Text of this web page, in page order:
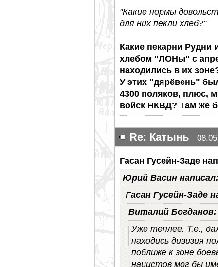
"Какие нормы
для них пекли хлеб?"
Какие пекарни Рудни
хлебом "ЛОНы" с
находились в их
У этих "дярёвень"
4300 поляков, плюс,
войск НКВД? Там же
Re: Катынь
Гасан Гусейн-Заде
Юрий Васин написал:
Гасан Гусейн-Заде
Виталий Богданов:
Уже теплее. Т.е.,
находись дивизия
поближе к зоне
нацистов мог бы